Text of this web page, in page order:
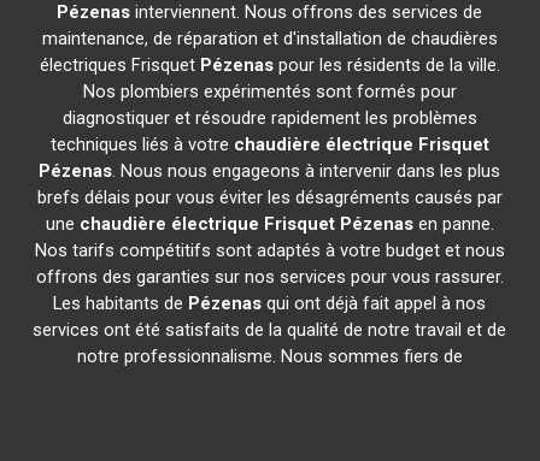
Pézenas interviennent. Nous offrons des services de
maintenance, de réparation et d'installation de chaudières
électriques Frisquet Pézenaspour les résidents de la ville.
Nos plombiers expérimentés sont formés pour
diagnostiquer et résoudre rapidement les problèmes
techniques liés à votre chaudière électrique Frisquet
Pézenas. Nous nous engageons à intervenir dans les plus
brefs délais pour vous éviter les désagréments causés par
une chaudière électrique Frisquet Pézenasen panne.
Nos tarifs compétitifs sont adaptés à votre budget et nous
offrons des garanties sur nos services pour vous rassurer.
Les habitants de Pézenas qui ont déjà fait appel à nos
services ont été satisfaits de la qualité de notre travail et de
notre professionnalisme. Nous sommes fiers de